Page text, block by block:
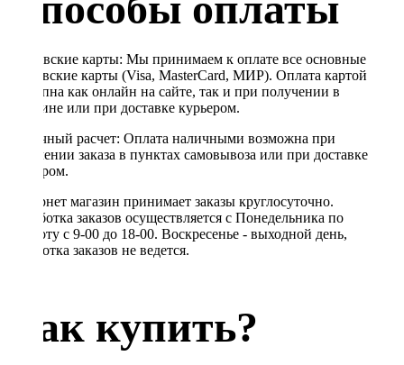
Банковские карты: Мы принимаем к оплате все основные
банковские карты (Visa, MasterCard, МИР). Оплата картой
доступна как онлайн на сайте, так и при получении в
магазине или при доставке курьером.
Наличный расчет: Оплата наличными возможна при
получении заказа в пунктах самовывоза или при доставке
курьером.
Интернет магазин принимает заказы круглосуточно.
Обработка заказов осуществляется с Понедельника по
Субботу с 9-00 до 18-00. Воскресенье - выходной день,
обработка заказов не ведется.
Как купить?